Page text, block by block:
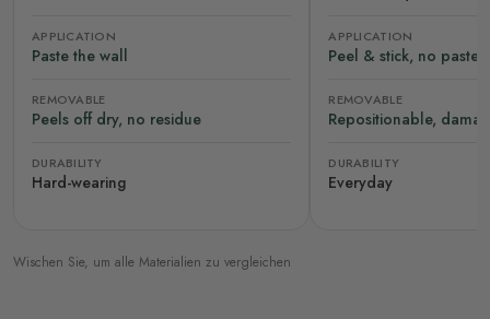
APPLICATION
Paste the wall
REMOVABLE
Peels off dry, no residue
DURABILITY
Hard-wearing
APPLICATION
Peel & stick, no paste
REMOVABLE
Repositionable,
DURABILITY
Everyday
Wischen Sie, um alle Materialien zu vergleichen